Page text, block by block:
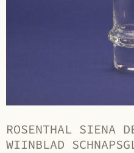
ROSENTHAL SIENA
WIINBLAD